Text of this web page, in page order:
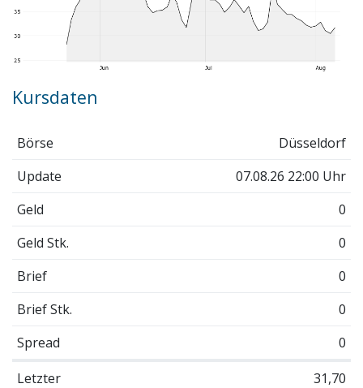
Kursdaten
Börse
Düsseldorf
Update
07.08.26 22:00 Uhr
Geld
0
Geld Stk.
0
Brief
0
Brief Stk.
0
Spread
0
Letzter
31,70